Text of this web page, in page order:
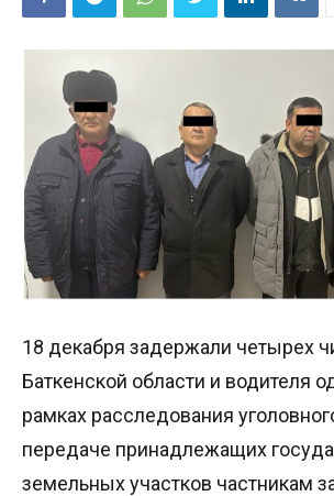
18 декабря задержали четырех
Баткенской области и водителя
рамках расследования
передаче принадлежащих
земельных участков частникам